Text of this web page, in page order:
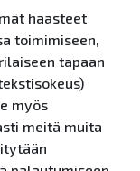
haasteet
toimimiseen,
tapaan
myös
meitä muita